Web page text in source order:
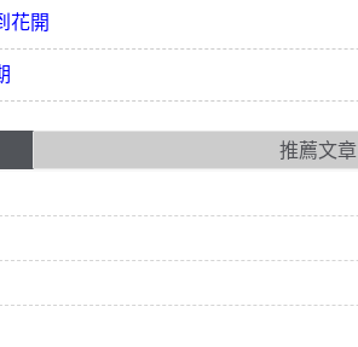
花開
推薦文章